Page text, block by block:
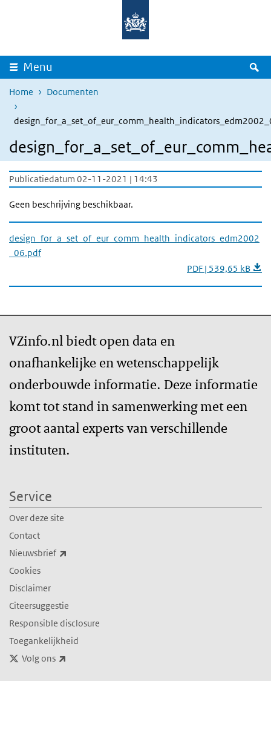
Overslaan en naar de inhoud gaan
Menu
Home Documenten
Publicatiedatum 02-11-2021 | 14:43
Geen beschrijving beschikbaar.
design_for_a_set_of_eur_comm_health_indicators_edm2002
_06.pdf
PDF | 539,65 kB
VZinfo.nl biedt open data en
onafhankelijke en wetenschappelijk
onderbouwde informatie. Deze informatie
komt tot stand in samenwerking met een
groot aantal experts van verschillende
instituten.
Service
Over deze site
Contact
Nieuwsbrief
Cookies
Disclaimer
Citeersuggestie
Responsible disclosure
Toegankelijkheid
Volg ons